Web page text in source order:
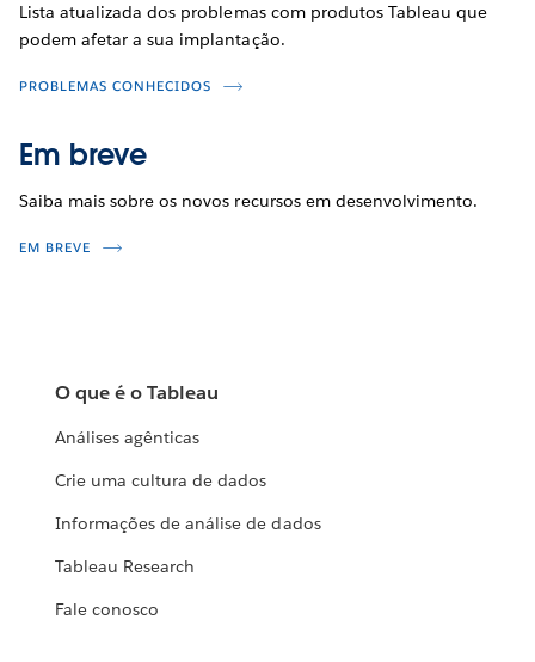
Lista atualizada dos problemas com produtos Tableau que
podem afetar a sua implantação.
PROBLEMAS CONHECIDOS
Em breve
Saiba mais sobre os novos recursos em desenvolvimento.
EM BREVE
O que é o Tableau
Análises agênticas
Crie uma cultura de dados
Informações de análise de dados
Tableau Research
Fale conosco